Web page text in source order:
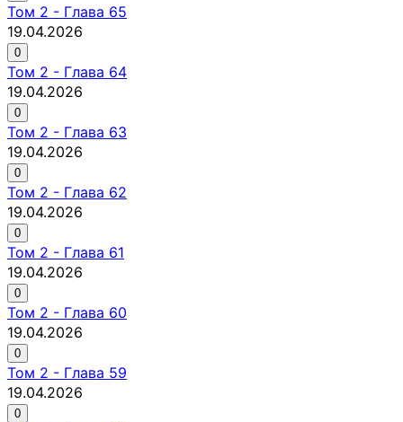
Том 2 - Глава 65
19.04.2026
0
Том 2 - Глава 64
19.04.2026
0
Том 2 - Глава 63
19.04.2026
0
Том 2 - Глава 62
19.04.2026
0
Том 2 - Глава 61
19.04.2026
0
Том 2 - Глава 60
19.04.2026
0
Том 2 - Глава 59
19.04.2026
0